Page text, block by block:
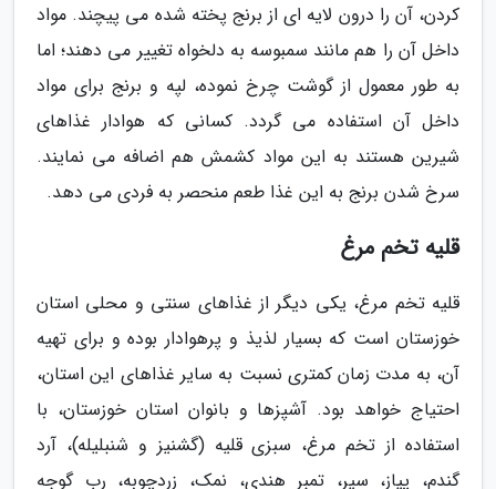
کردن، آن را درون لایه ای از برنج پخته شده می پیچند. مواد
داخل آن را هم مانند سمبوسه به دلخواه تغییر می دهند؛ اما
به طور معمول از گوشت چرخ نموده، لپه و برنج برای مواد
داخل آن استفاده می گردد. کسانی که هوادار غذاهای
شیرین هستند به این مواد کشمش هم اضافه می نمایند.
سرخ شدن برنج به این غذا طعم منحصر به فردی می دهد.
قلیه تخم مرغ
قلیه تخم مرغ، یکی دیگر از غذاهای سنتی و محلی استان
خوزستان است که بسیار لذیذ و پرهوادار بوده و برای تهیه
آن، به مدت زمان کمتری نسبت به سایر غذاهای این استان،
احتیاج خواهد بود. آشپزها و بانوان استان خوزستان، با
استفاده از تخم مرغ، سبزی قلیه (گشنیز و شنبلیله)، آرد
گندم، پیاز، سیر، تمبر هندی، نمک، زردچوبه، رب گوجه